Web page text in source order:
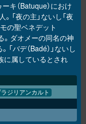
キ（Batuque）におけ
。「夜の主」ないし「夜
の聖ベネデット
。ダオメーの同名の神
バデ（Badé）」ないし
に属しているとされ
ジリアンカルト